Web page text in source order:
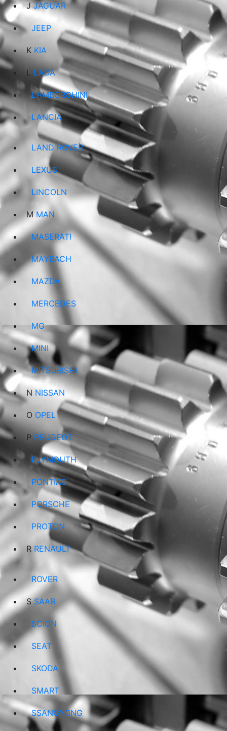
J JAGUAR
JEEP
K KIA
L LADA
LAMBORGHINI
LANCIA
LAND ROVER
LEXUS
LINCOLN
M MAN
MASERATI
MAYBACH
MAZDA
MERCEDES
MG
MINI
MITSUBISHI
N NISSAN
O OPEL
P PEUGEOT
PLYMOUTH
PONTIAC
PORSCHE
PROTON
R RENAULT
ROVER
S SAAB
SCION
SEAT
SKODA
SMART
SSANGYONG